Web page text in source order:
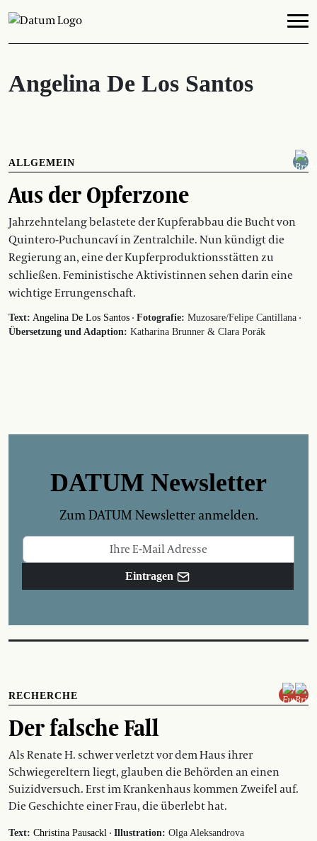
Angelina De Los Santos
ALLGEMEIN
Aus der Opferzone
Jahrzehntelang belastete der Kupferabbau die Bucht von
Quintero-Puchuncaví in Zentralchile. Nun kündigt die
Regierung an, eine der Kupferproduktionsstätten zu
schließen. Feministische Aktivistinnen sehen darin eine
wichtige Errungenschaft.
Text: Angelina De Los Santos · Fotografie: Muzosare/Felipe Cantillana ·
Übersetzung und Adaption: Katharina Brunner & Clara Porák
DATUM Newsletter
Zum DATUM Newsletter anmelden.
Eintragen
RECHERCHE
Der falsche Fall
Als Renate H. schwer verletzt vor dem Haus ihrer
Schwiegereltern liegt, glauben die Behörden an einen
Suizidversuch. Erst im Krankenhaus kommen Zweifel auf.
Die Geschichte einer Frau, die überlebt hat.
Text: Christina Pausackl · Illustration: Olga Aleksandrova